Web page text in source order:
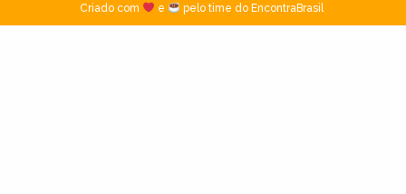
Criado com
e pelo time do EncontraBrasil